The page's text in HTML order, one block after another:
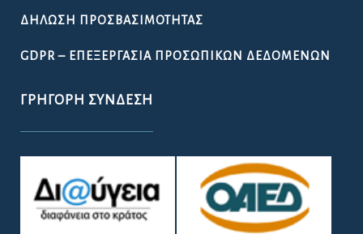
ΔΉΛΩΣΗ ΠΡΟΣΒΑΣΙΜΌΤΗΤΑΣ
GDPR – ΕΠΕΞΕΡΓΑΣΙΑ ΠΡΟΣΩΠΙΚΩΝ ΔΕΔΟΜΕΝΩΝ
ΓΡΉΓΟΡΗ ΣΎΝΔΕΣΗ